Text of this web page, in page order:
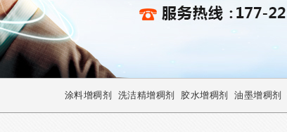
涂料增稠剂 洗洁精增稠剂 胶水增稠剂 油墨增稠剂